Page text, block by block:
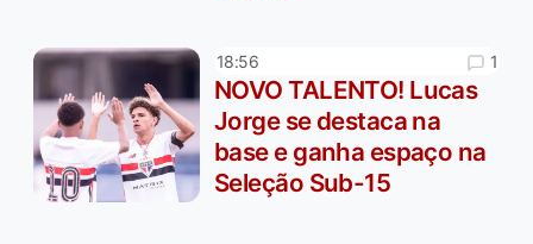
18:56 1
NOVO TALENTO! Lucas
Jorge se destaca na
base e ganha espaço na
Seleção Sub-15